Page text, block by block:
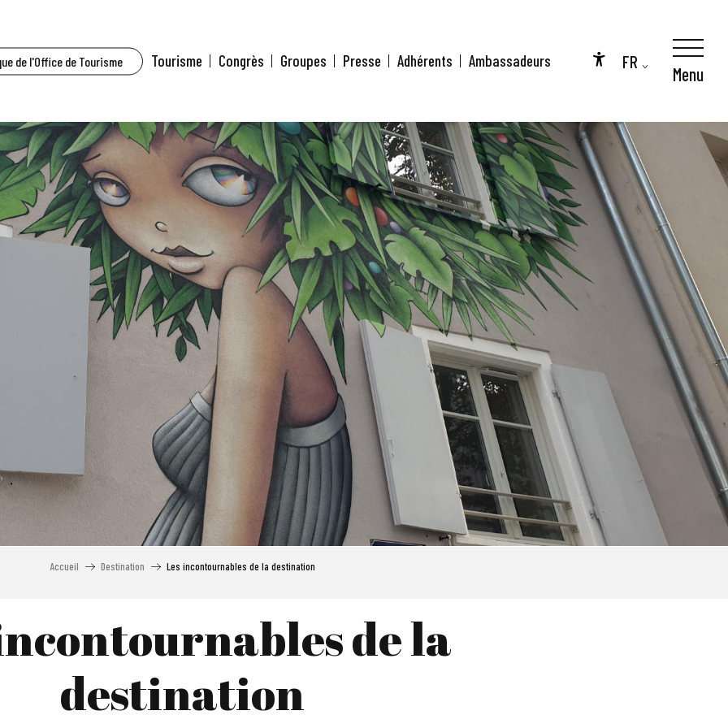
de l'Office de Tourisme
Accessibilité
FR
Tourisme Congrès Groupes Presse Adhérents Ambassadeurs
Menu
Accueil Destination Les incontournables de la destination
de la
destination